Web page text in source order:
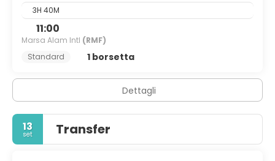
3H 40M
11:00
Marsa Alam Intl (RMF)
Standard
1 borsetta
Dettagli
13
set Transfer